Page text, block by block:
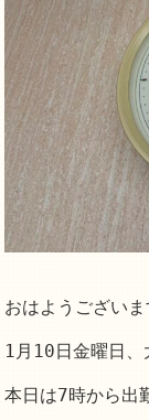
おはようござい
1月10日金曜日、
本日は7時から出